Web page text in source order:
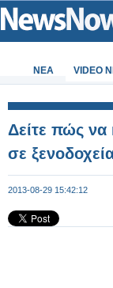
ΝΕΑ VIDEO
Δείτε πώς να
σε
2013-08-29 15:42:12